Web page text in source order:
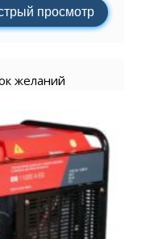
просмотр
желаний